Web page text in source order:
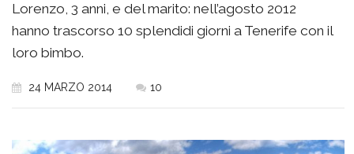
Lorenzo, 3 anni, e del marito: nell’agosto 2012
hanno trascorso 10 splendidi giorni a Tenerife con il
loro bimbo.
24 MARZO 2014 10